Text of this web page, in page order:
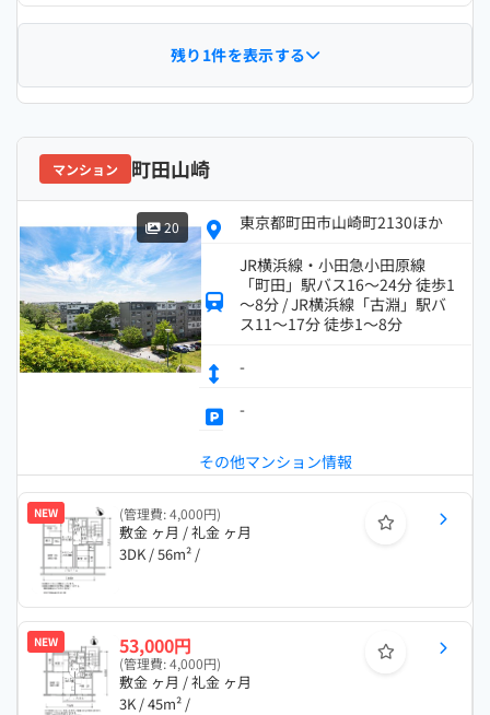
残り1件を表示する
マンション 町田山崎
20
東京都町田市山崎町2130ほか
JR横浜線・小田急小田原線
「町田」駅バス16～24分 徒歩1
～8分 / JR横浜線「古淵」駅バ
ス11～17分 徒歩1～8分
-
-
その他マンション情報
NEW (管理費: 4,000円)
敷金 ヶ月 / 礼金 ヶ月
3DK / 56m² /
NEW 53,000円
(管理費: 4,000円)
敷金 ヶ月 / 礼金 ヶ月
3K / 45m² /